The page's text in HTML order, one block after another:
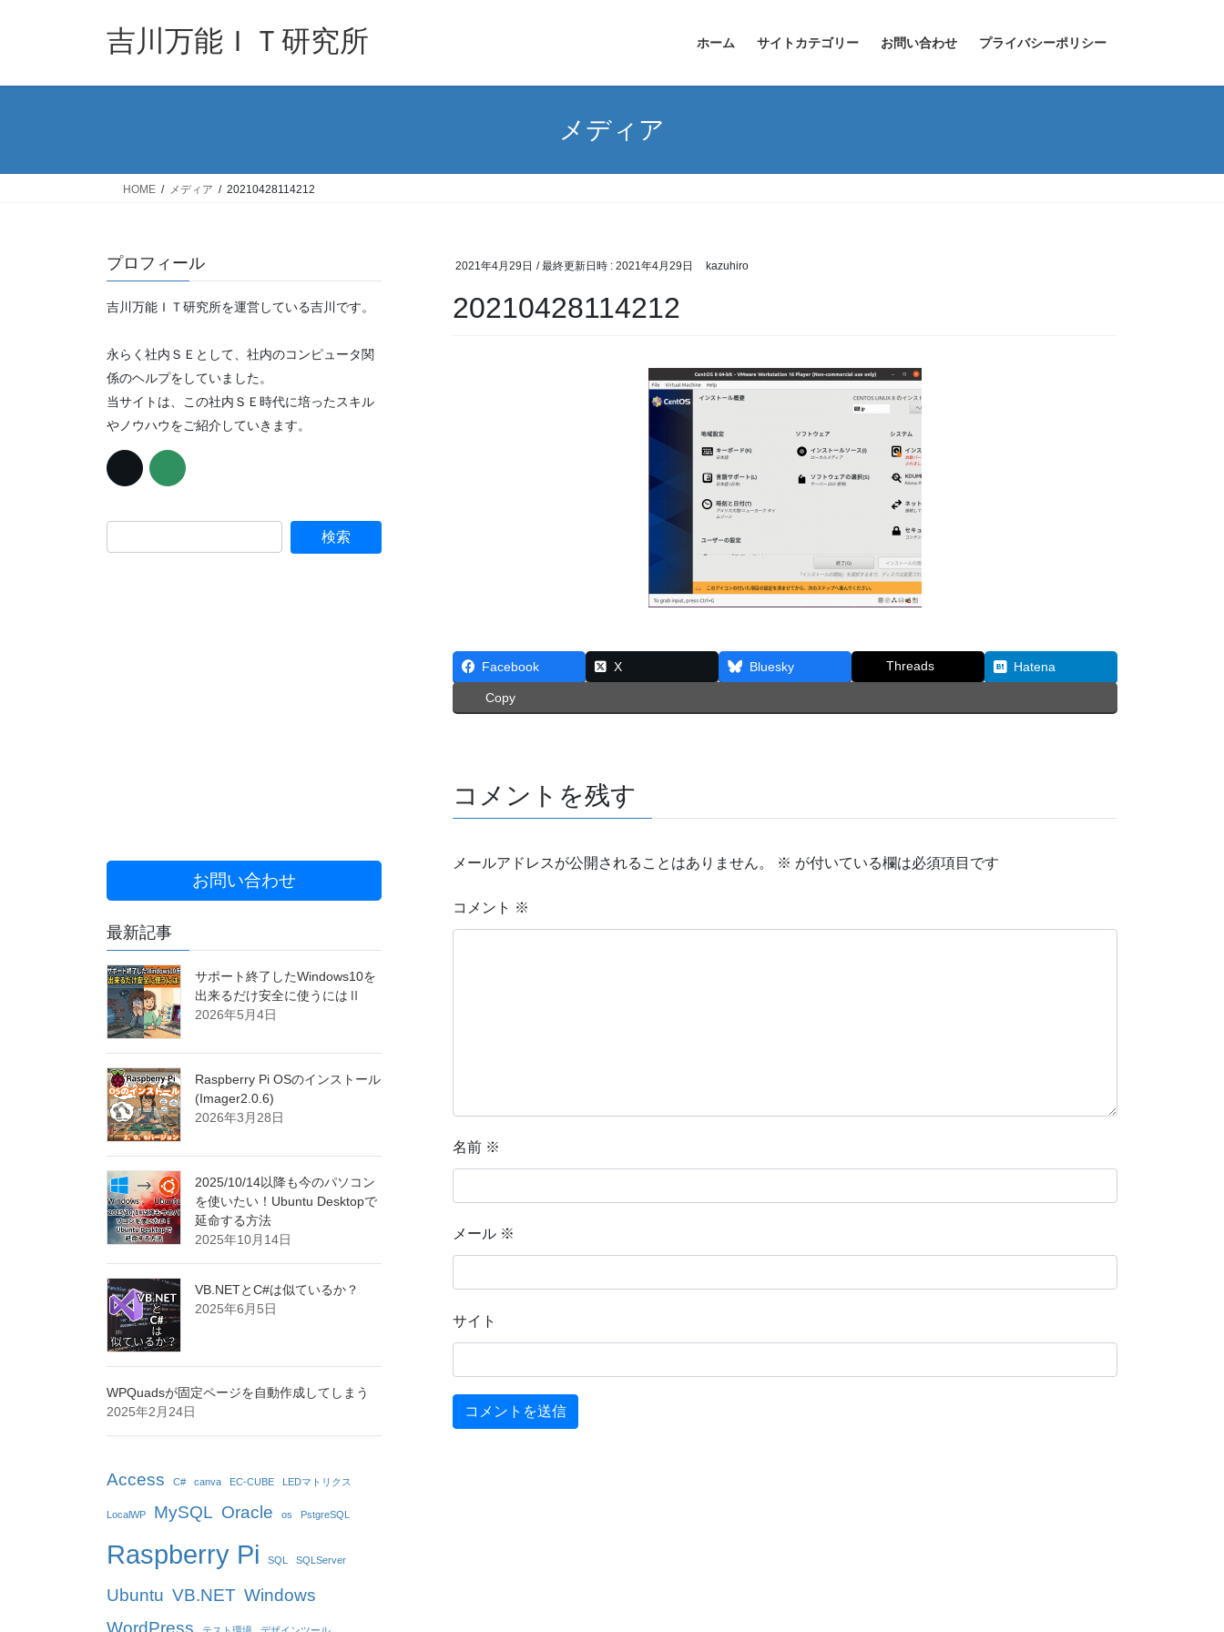
吉川万能ＩＴ研究所 ホーム サイトカテゴリー お問い合わせ プライバシーポリシー
メディア
HOME メディア 20210428114212
2021年4月29日 / 最終更新日時 : 2021年4月29日 kazuhiro
20210428114212
Facebook X Bluesky Threads Hatena
Copy
コメントを残す
メールアドレスが公開されることはありません。 ※ が付いている欄は必須項目です
コメント ※
名前 ※
メール ※
サイト
プロフィール
吉川万能ＩＴ研究所を運営している吉川です。
永らく社内ＳＥとして、社内のコンピュータ関
係のヘルプをしていました。
当サイトは、この社内ＳＥ時代に培ったスキル
やノウハウをご紹介していきます。
お問い合わせ
最新記事
サポート終了したWindows10を
出来るだけ安全に使うにはⅡ
2026年5月4日
Raspberry Pi OSのインストール
(Imager2.0.6)
2026年3月28日
2025/10/14以降も今のパソコン
を使いたい！Ubuntu Desktopで
延命する方法
2025年10月14日
VB.NETとC#は似ているか？
2025年6月5日
WPQuadsが固定ページを自動作成してしまう
2025年2月24日
Access C# canva EC-CUBE LEDマトリクス
LocalWP MySQL Oracle os PstgreSQL
Raspberry Pi SQL SQLServer
Ubuntu VB.NET Windows
WordPress
テスト環境 デザインツール